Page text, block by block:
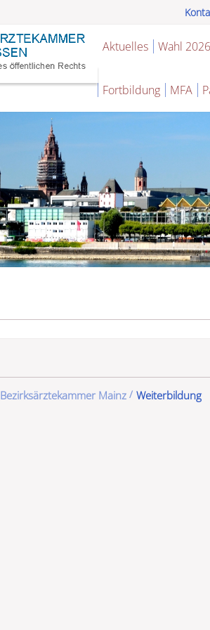
Aktuelles Wahl 2026
Fortbildung MFA
Bezirksärztekammer Mainz Weiterbildung